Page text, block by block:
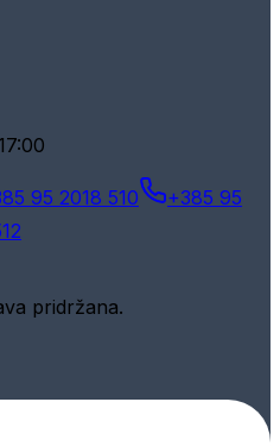
95 2018 510
+385 95
pridržana.